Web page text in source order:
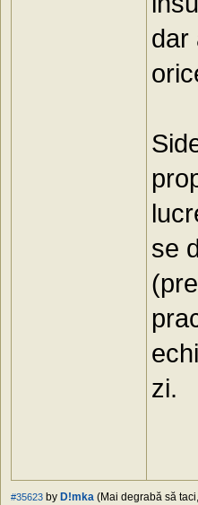
dar
se
zi.
#35623 by D!mka (Mai degrabă să